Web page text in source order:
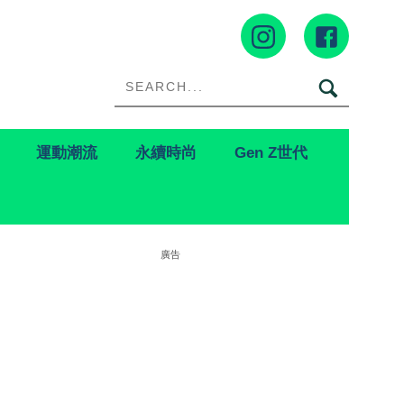
運動潮流 永續時尚 Gen Z世代
廣告